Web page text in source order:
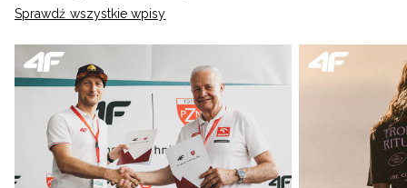
Sprawdź wszystkie wpisy